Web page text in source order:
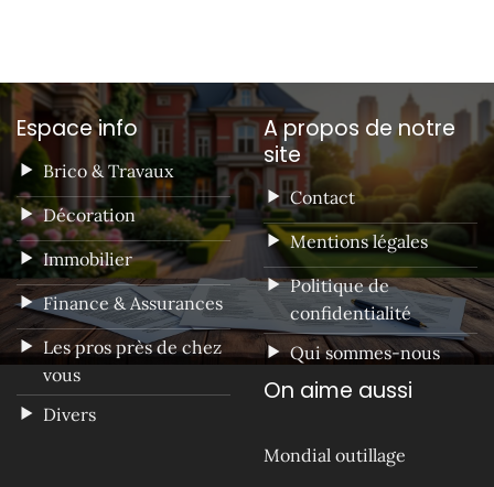
Espace info
Brico & Travaux
Décoration
Immobilier
Finance & Assurances
Les pros près de chez
vous
Divers
A propos de notre
site
Contact
Mentions légales
Politique de
confidentialité
Qui sommes-nous
On aime aussi
Mondial outillage